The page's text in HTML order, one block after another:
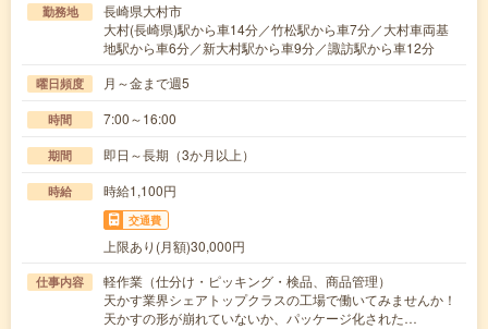
勤務地
長崎県大村市
大村(長崎県)駅から車14分／竹松駅から車7分／大村車両基
地駅から車6分／新大村駅から車9分／諏訪駅から車12分
曜日頻度 月～金まで週5
時間 7:00～16:00
期間 即日～長期（3か月以上）
時給 時給1,100円
交通費
上限あり(月額)30,000円
仕事内容
軽作業（仕分け・ピッキング・検品、商品管理）
天かす業界シェアトップクラスの工場で働いてみませんか！
天かすの形が崩れていないか、パッケージ化された…